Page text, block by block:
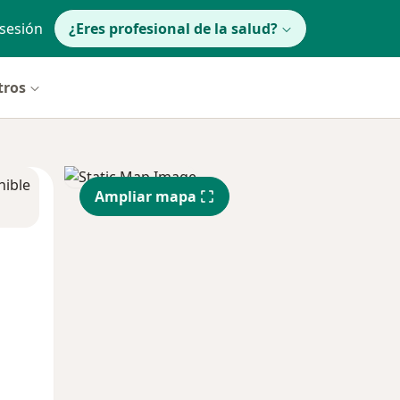
¿Eres profesional de la salud?
Ampliar mapa